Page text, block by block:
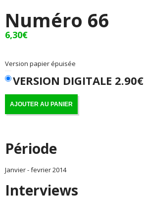
Numéro 66
6,30€
Version papier épuisée
VERSION DIGITALE 2.90€
AJOUTER AU PANIER
Période
Janvier - fevrier 2014
Interviews